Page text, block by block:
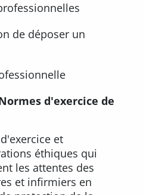
de déposer un
d'exercice de
et
éthiques qui
les attentes des
et infirmiers en